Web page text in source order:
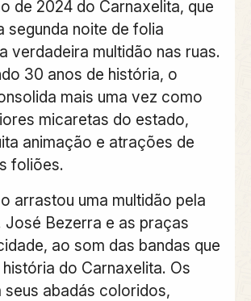
de 2024 do Carnaxelita, que
segunda noite de folia
verdadeira multidão nas ruas.
30 anos de história, o
mais uma vez como
micaretas do estado,
animação e atrações de
foliões.
arrastou uma multidão pela
José Bezerra e as praças
ao som das bandas que
do Carnaxelita. Os
abadás coloridos,